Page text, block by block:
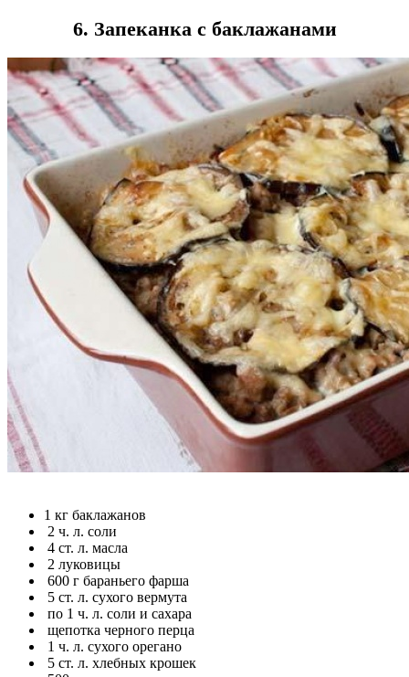
6. Запеканка с баклажанами
1 кг баклажанов
2 ч. л. соли
4 ст. л. масла
2 луковицы
600 г бараньего фарша
5 ст. л. сухого вермута
по 1 ч. л. соли и сахара
щепотка черного перца
1 ч. л. сухого орегано
5 ст. л. хлебных крошек